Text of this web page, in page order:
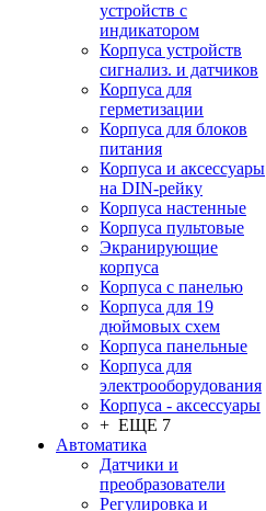
устройств с
индикатором
Корпуса устройств
сигнализ. и датчиков
Корпуса для
герметизации
Корпуса для блоков
питания
Корпуса и аксессуары
на DIN-рейку
Корпуса настенные
Корпуса пультовые
Экранирующие
корпуса
Корпуса с панелью
Корпуса для 19
дюймовых схем
Корпуса панельные
Корпуса для
электрооборудования
Корпуса - аксессуары
+ ЕЩЕ 7
Автоматика
Датчики и
преобразователи
Регулировка и